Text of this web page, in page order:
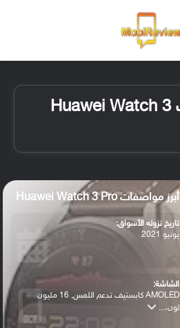
سعر ومواصفات Huawei Watch 3
أبرز مواصفات Huawei Watch 3 Pro
تاريخ نزوله الأسواق:
يونيو 2021
الشاشة:
AMOLED كابستيف تدعم اللمس, 16 مليون
لون،...